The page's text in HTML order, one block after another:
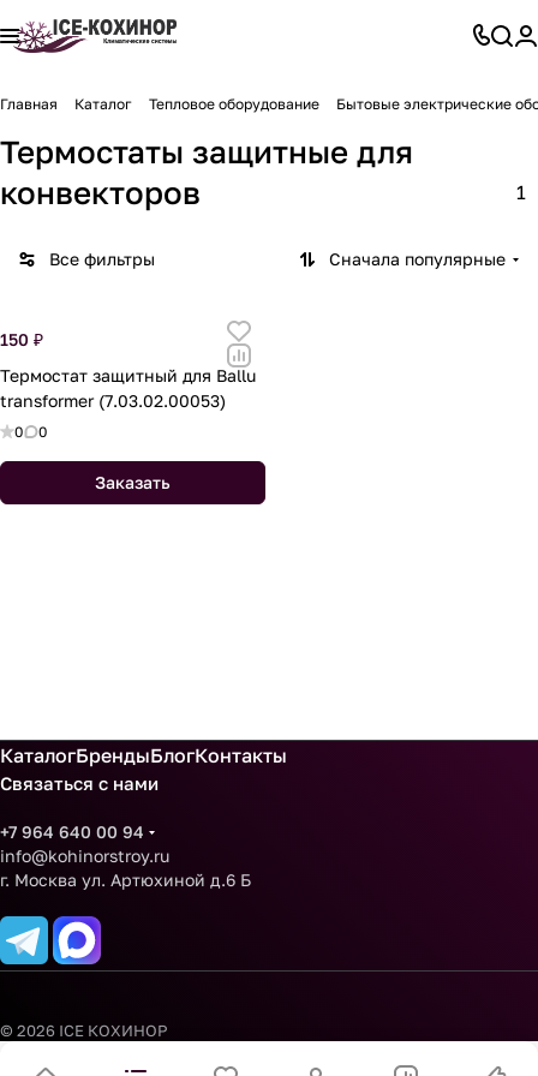
Главная Каталог Тепловое оборудование Бытовые электрические
Термостаты защитные для
конвекторов
1
Все фильтры Сначала популярные
150 ₽
Термостат защитный для Ballu
transformer (7.03.02.00053)
0 0
Заказать
КаталогБрендыБлогКонтакты
Связаться с нами
+7 964 640 00 94
info@kohinorstroy.ru
г. Москва ул. Артюхиной д.6 Б
© 2026 ICE КОХИНОР